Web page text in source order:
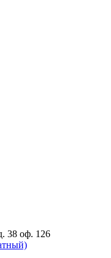
38 оф. 126